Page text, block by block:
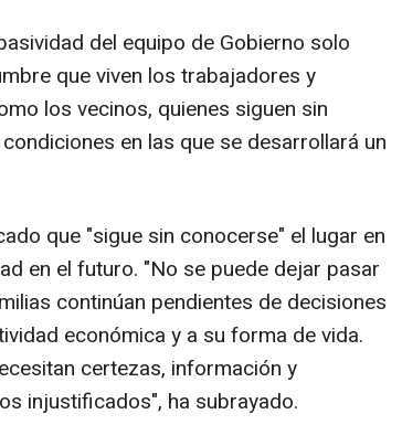
del equipo de Gobierno solo
que viven los trabajadores y
los vecinos, quienes siguen sin
en las que se desarrollará un
que "sigue sin conocerse" el lugar en
en el futuro. "No se puede dejar pasar
continúan pendientes de decisiones
económica y a su forma de vida.
certezas, información y
injustificados", ha subrayado.